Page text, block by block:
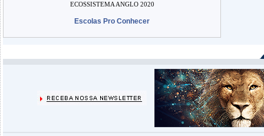
ECOSSISTEMA ANGLO 2020
Escolas Pro Conhecer